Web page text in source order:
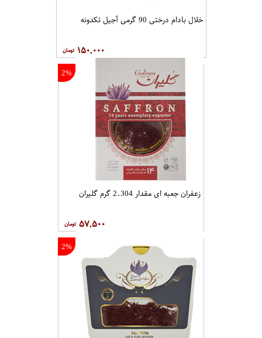
خلال بادام درختی 90 گرمی آجیل تکدونه
۱۵۰,۰۰۰
2%
زعفران جعبه ای مقدار 2.304 گرم گلیران
۵۷,۵۰۰
2%